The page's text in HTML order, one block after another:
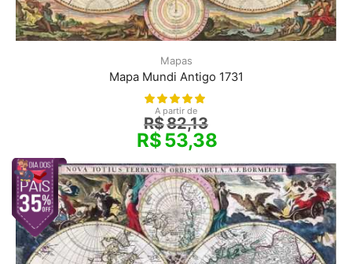
Mapas
Mapa Mundi Antigo 1731
A partir de
R$82,13
R$53,38